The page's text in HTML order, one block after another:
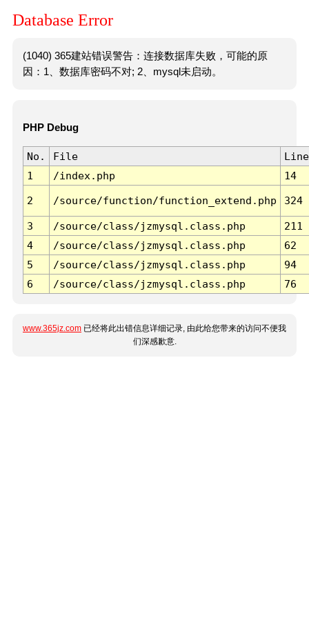
Database Error
(1040) 365建站错误警告：连接数据库失败，可能的原
因：1、数据库密码不对; 2、mysql未启动。
PHP Debug
No. File
Line
1
/index.php 14
2 /source/function/function_extend.php 324
3 /source/class/jzmysql.class.php
211
4
/source/class/jzmysql.class.php
62
5
/source/class/jzmysql.class.php
94
6
/source/class/jzmysql.class.php 76
www.365jz.com 已经将此出错信息详细记录, 由此给您带来的访问不便我
们深感歉意.